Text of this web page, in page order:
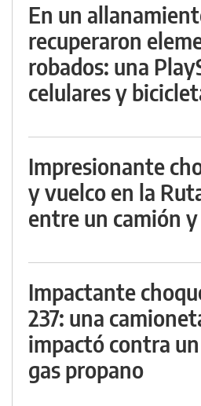
En un
recuperaron
robados: una
celulares y
Impresionante
y vuelco en la
entre un camión
Impactante
237: una
impactó contra
gas propano